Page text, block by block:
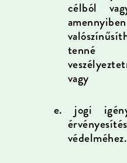
célból
tenné
vagy
e. jogi
védelméhez.